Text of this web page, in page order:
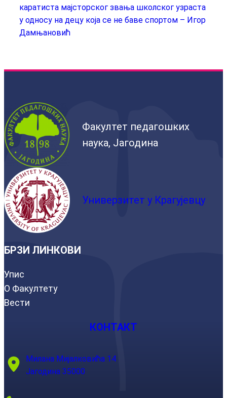
каратиста мајсторског звања школског узраста
у односу на децу која се не баве спортом – Игор
Дамњановић
Факултет педагошких
наука, Јагодина
Универзитет у Крагујевцу
БРЗИ ЛИНКОВИ
Упис
О Факултету
Вести
КОНТАКТ
Милана Мијалковића 14
Јагодина 35000